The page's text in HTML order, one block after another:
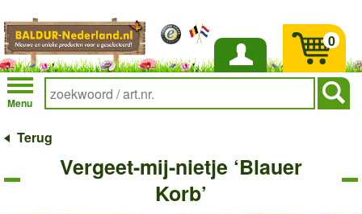
Inloggen
Menu
0
Terug
Vergeet-mij-nietje ‘Blauer
Korb’